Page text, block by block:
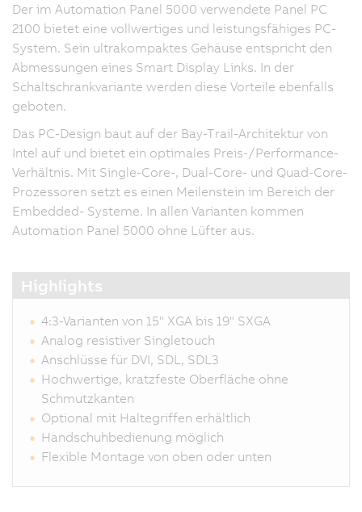
Der im Automation Panel 5000 verwendete Panel PC
2100 bietet eine vollwertiges und leistungsfähiges PC-
System. Sein ultrakompaktes Gehäuse entspricht den
Abmessungen eines Smart Display Links. In der
Schaltschrankvariante werden diese Vorteile ebenfalls
geboten.
Das PC-Design baut auf der Bay-Trail-Architektur von
Intel auf und bietet ein optimales Preis-/Performance-
Verhältnis. Mit Single-Core-, Dual-Core- und Quad-Core-
Prozessoren setzt es einen Meilenstein im Bereich der
Embedded- Systeme. In allen Varianten kommen
Automation Panel 5000 ohne Lüfter aus.
Highlights
4:3-Varianten von 15" XGA bis 19" SXGA
Analog resistiver Singletouch
Anschlüsse für DVI, SDL, SDL3
Hochwertige, kratzfeste Oberfläche ohne
Schmutzkanten
Optional mit Haltegriffen erhältlich
Handschuhbedienung möglich
Flexible Montage von oben oder unten